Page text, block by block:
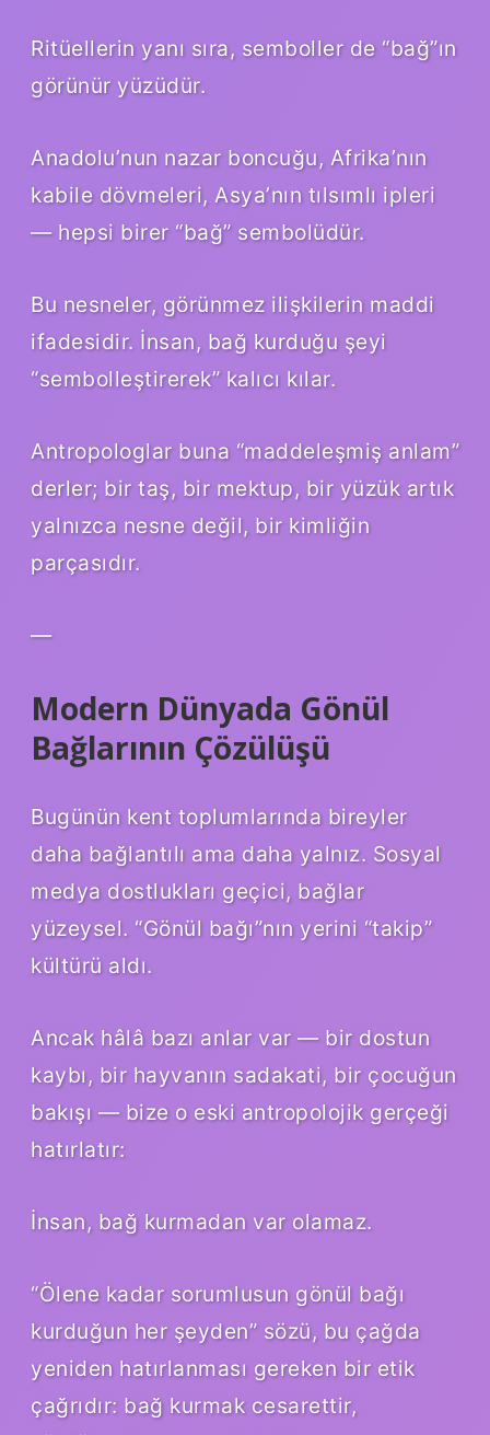
Ritüellerin yanı sıra, semboller de “bağ”ın
görünür yüzüdür.
Anadolu’nun nazar boncuğu, Afrika’nın
kabile dövmeleri, Asya’nın tılsımlı ipleri
— hepsi birer “bağ” sembolüdür.
Bu nesneler, görünmez ilişkilerin maddi
ifadesidir. İnsan, bağ kurduğu şeyi
“sembolleştirerek” kalıcı kılar.
Antropologlar buna “maddeleşmiş anlam”
derler; bir taş, bir mektup, bir yüzük artık
yalnızca nesne değil, bir kimliğin
parçasıdır.
—
Modern Dünyada Gönül
Bağlarının Çözülüşü
Bugünün kent toplumlarında bireyler
daha bağlantılı ama daha yalnız. Sosyal
medya dostlukları geçici, bağlar
yüzeysel. “Gönül bağı”nın yerini “takip”
kültürü aldı.
Ancak hâlâ bazı anlar var — bir dostun
kaybı, bir hayvanın sadakati, bir çocuğun
bakışı — bize o eski antropolojik gerçeği
hatırlatır:
İnsan, bağ kurmadan var olamaz.
“Ölene kadar sorumlusun gönül bağı
kurduğun her şeyden” sözü, bu çağda
yeniden hatırlanması gereken bir etik
çağrıdır: bağ kurmak cesarettir,